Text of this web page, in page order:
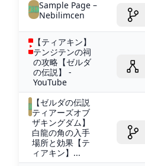
Sample Page –
Nebilimcen
【ティアキン】
テンジテンの祠
の攻略【ゼルダ
の伝説】 -
YouTube
【ゼルダの伝説
ティアーズオブ
ザキングダム】
白龍の角の入手
場所と効果【テ
ィアキン】...